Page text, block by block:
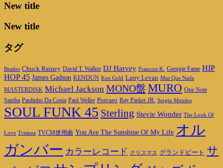
New title
New title
タグ
Beatles Chuck Rainey David T. Walker DJ Harvey Francois K. Georgie Fame HIP
HOP 45 James Gadson KENDUN Ken Gold Larry Levan Mas Que Nada
MASTERDISK Michael Jackson MONO盤 MURO One Note
Samba Paulinho Da Costa Paul Weller Porcaro Ray Parker JR. Sergio Mendes
SOUL FUNK 45 Sterling Stevie Wonder The Look Of
Love Tristeza TVCM使用曲 You Are The Sunshine Of My Life オル
ガンバー カラーレコード クリスマス グランドビート サ